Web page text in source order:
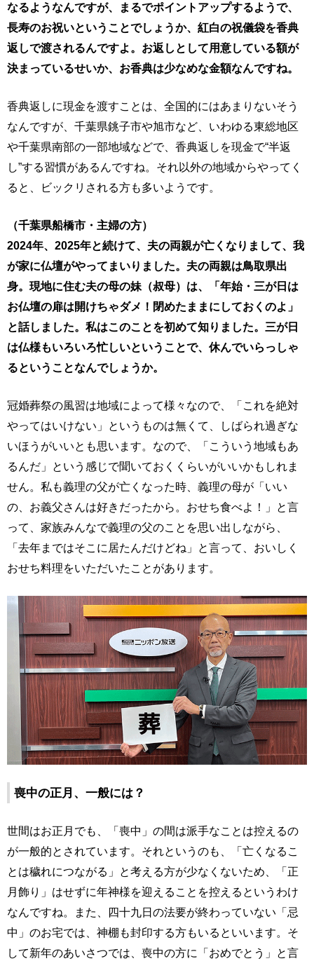
なるようなんですが、まるでポイントアップするようで、
長寿のお祝いということでしょうか、紅白の祝儀袋を香典
返しで渡されるんですよ。お返しとして用意している額が
決まっているせいか、お香典は少なめな金額なんですね。
香典返しに現金を渡すことは、全国的にはあまりないそう
なんですが、千葉県銚子市や旭市など、いわゆる東総地区
や千葉県南部の一部地域などで、香典返しを現金で“半返
し”する習慣があるんですね。それ以外の地域からやってく
ると、ビックリされる方も多いようです。
（千葉県船橋市・主婦の方）
2024年、2025年と続けて、夫の両親が亡くなりまして、我
が家に仏壇がやってまいりました。夫の両親は鳥取県出
身。現地に住む夫の母の妹（叔母）は、「年始・三が日は
お仏壇の扉は開けちゃダメ！閉めたままにしておくのよ」
と話しました。私はこのことを初めて知りました。三が日
は仏様もいろいろ忙しいということで、休んでいらっしゃ
るということなんでしょうか。
冠婚葬祭の風習は地域によって様々なので、「これを絶対
やってはいけない」というものは無くて、しばられ過ぎな
いほうがいいとも思います。なので、「こういう地域もあ
るんだ」という感じで聞いておくくらいがいいかもしれま
せん。私も義理の父が亡くなった時、義理の母が「いい
の、お義父さんは好きだったから。おせち食べよ！」と言
って、家族みんなで義理の父のことを思い出しながら、
「去年まではそこに居たんだけどね」と言って、おいしく
おせち料理をいただいたことがあります。
喪中の正月、一般には？
世間はお正月でも、「喪中」の間は派手なことは控えるの
が一般的とされています。それというのも、「亡くなるこ
とは穢れにつながる」と考える方が少なくないため、「正
月飾り」はせずに年神様を迎えることを控えるというわけ
なんですね。また、四十九日の法要が終わっていない「忌
中」のお宅では、神棚も封印する方もいるといいます。そ
して新年のあいさつでは、喪中の方に「おめでとう」と言